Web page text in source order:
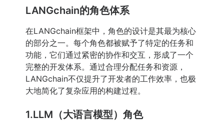
LANGchain的角色体系
在LANGchain框架中，角色的设计是其最为核心
的部分之一。每个角色都被赋予了特定的任务和
功能，它们通过紧密的协作和交互，形成了一个
完整的开发体系。通过合理分配任务和资源，
LANGchain不仅提升了开发者的工作效率，也极
大地简化了复杂应用的构建过程。
1.LLM（大语言模型）角色